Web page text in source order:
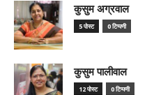
कुसुम अग्रवाल
5 पोस्ट 0 टिप्पणी
कुसुम पालीवाल
12 पोस्ट 0 टिप्पणी